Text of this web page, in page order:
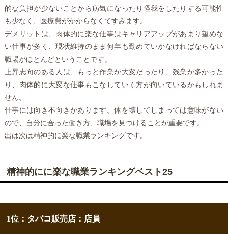
的な負担が少ないことから病気になったり怪我をしたりする可能性
も少なく、医療費がかからなくてすみます。
デメリットは、肉体的に楽な仕事はキャリアアップがあまり望めな
い仕事が多く、現状維持のまま何年も勤めていかなければならない
職場がほとんどということです。
上昇志向のある人は、もっと作業が大変だったり、残業が多かった
り、肉体的に大変な仕事もこなしていく方が向いているかもしれま
せん。
仕事には向き不向きがあります。体を壊してしまっては意味がない
ので、自分に合った働き方、職場を見つけることが重要です。
出は次は精神的に楽な職業ランキングです。
精神的にに楽な職業ランキングベスト25
1位：タバコ販売店：店員